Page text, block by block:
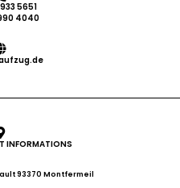
5651
4040
INFORMATIONS
93370 Montfermeil